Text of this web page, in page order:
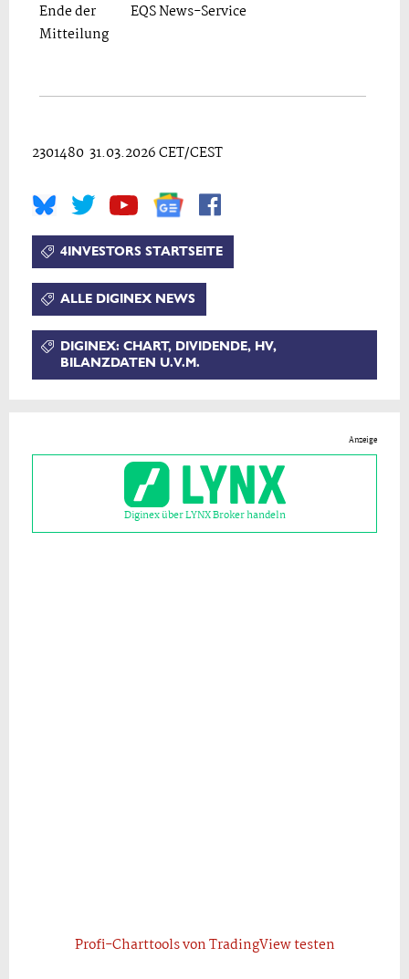
Ende der
Mitteilung
EQS News-Service
2301480 31.03.2026 CET/CEST
4INVESTORS STARTSEITE
ALLE DIGINEX NEWS
DIGINEX: CHART, DIVIDENDE, HV,
BILANZDATEN U.V.M.
Anzeige
Diginex über LYNX Broker handeln
Profi-Charttools von TradingView testen